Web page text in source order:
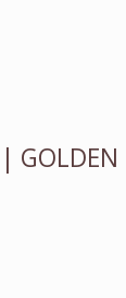
GOLDEN